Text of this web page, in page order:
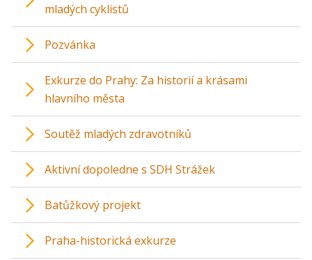
mladých cyklistů
Pozvánka
Exkurze do Prahy: Za historií a krásami
hlavního města
Soutěž mladých zdravotníků
Aktivní dopoledne s SDH Strážek
Batůžkový projekt
Praha-historická exkurze